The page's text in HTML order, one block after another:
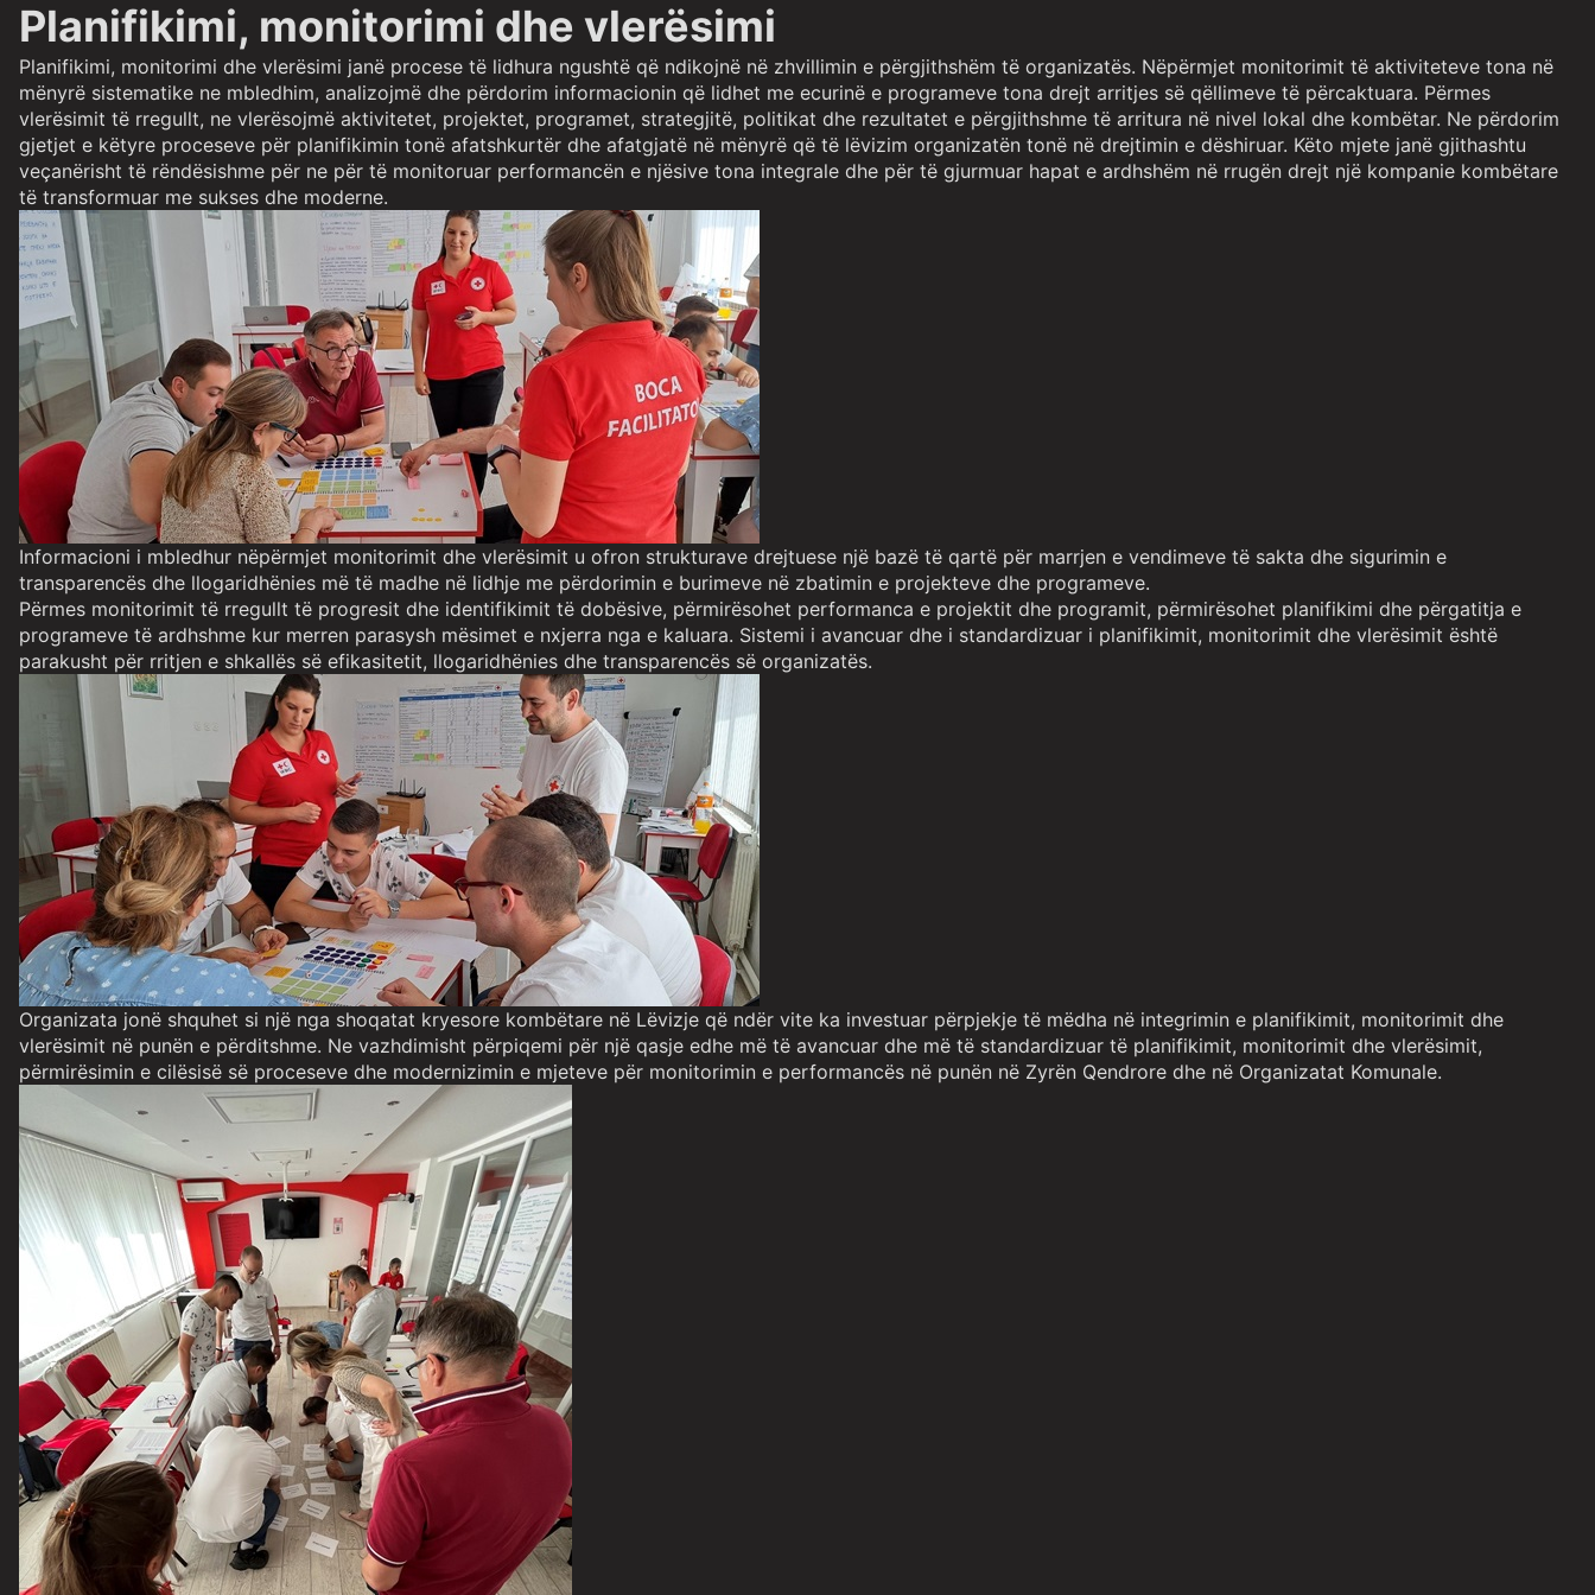
Planifikimi, monitorimi dhe vlerësimi
Planifikimi, monitorimi dhe vlerësimi janë procese të lidhura ngushtë që ndikojnë në zhvillimin e përgjithshëm të organizatës. Nëpërmjet monitorimit të aktiviteteve tona në
mënyrë sistematike ne mbledhim, analizojmë dhe përdorim informacionin që lidhet me ecurinë e programeve tona drejt arritjes së qëllimeve të përcaktuara. Përmes
vlerësimit të rregullt, ne vlerësojmë aktivitetet, projektet, programet, strategjitë, politikat dhe rezultatet e përgjithshme të arritura në nivel lokal dhe kombëtar. Ne përdorim
gjetjet e këtyre proceseve për planifikimin tonë afatshkurtër dhe afatgjatë në mënyrë që të lëvizim organizatën tonë në drejtimin e dëshiruar. Këto mjete janë gjithashtu
veçanërisht të rëndësishme për ne për të monitoruar performancën e njësive tona integrale dhe për të gjurmuar hapat e ardhshëm në rrugën drejt një kompanie kombëtare
të transformuar me sukses dhe moderne.
Informacioni i mbledhur nëpërmjet monitorimit dhe vlerësimit u ofron strukturave drejtuese një bazë të qartë për marrjen e vendimeve të sakta dhe sigurimin e
transparencës dhe llogaridhënies më të madhe në lidhje me përdorimin e burimeve në zbatimin e projekteve dhe programeve.
Përmes monitorimit të rregullt të progresit dhe identifikimit të dobësive, përmirësohet performanca e projektit dhe programit, përmirësohet planifikimi dhe përgatitja e
programeve të ardhshme kur merren parasysh mësimet e nxjerra nga e kaluara. Sistemi i avancuar dhe i standardizuar i planifikimit, monitorimit dhe vlerësimit është
parakusht për rritjen e shkallës së efikasitetit, llogaridhënies dhe transparencës së organizatës.
Organizata jonë shquhet si një nga shoqatat kryesore kombëtare në Lëvizje që ndër vite ka investuar përpjekje të mëdha në integrimin e planifikimit, monitorimit dhe
vlerësimit në punën e përditshme. Ne vazhdimisht përpiqemi për një qasje edhe më të avancuar dhe më të standardizuar të planifikimit, monitorimit dhe vlerësimit,
përmirësimin e cilësisë së proceseve dhe modernizimin e mjeteve për monitorimin e performancës në punën në Zyrën Qendrore dhe në Organizatat Komunale.